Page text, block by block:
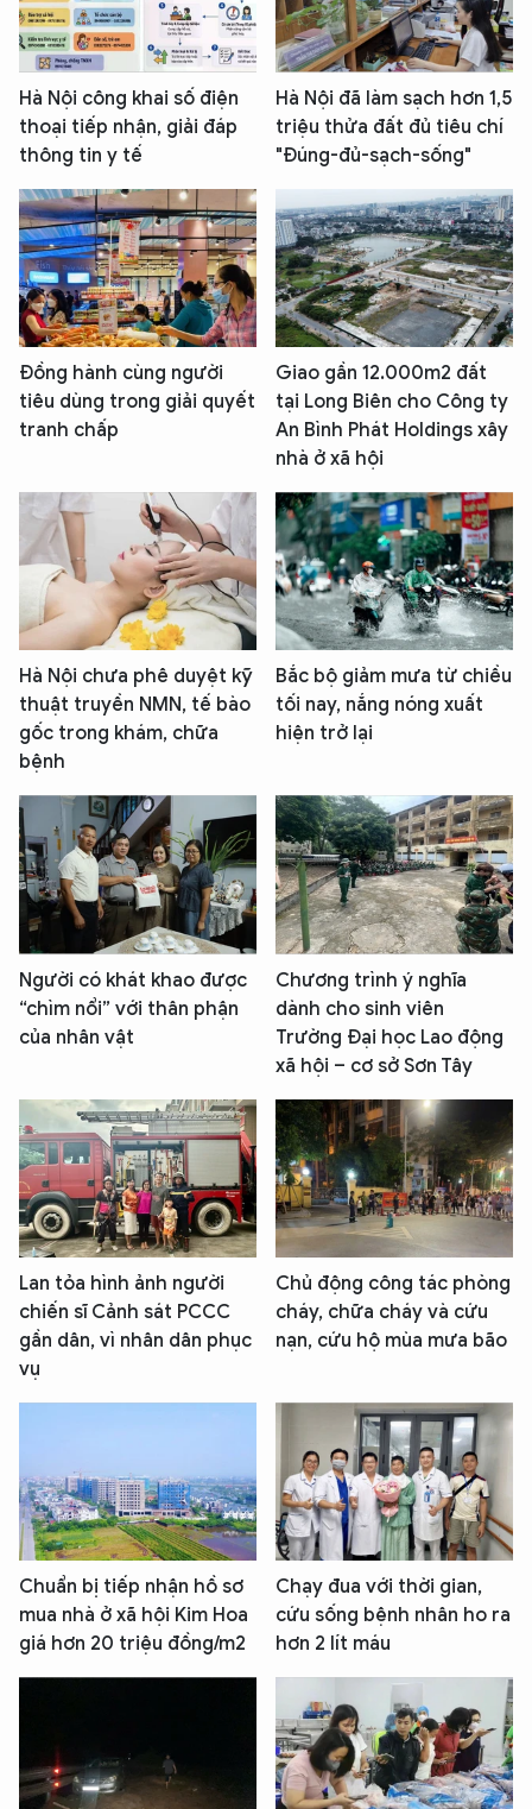
Hà Nội công khai số điện
thoại tiếp nhận, giải đáp
thông tin y tế
Hà Nội đã làm sạch hơn 1,5
triệu thửa đất đủ tiêu chí
"Đúng-đủ-sạch-sống"
Đồng hành cùng người
tiêu dùng trong giải quyết
tranh chấp
Giao gần 12.000m2 đất
tại Long Biên cho Công ty
An Bình Phát Holdings xây
nhà ở xã hội
Hà Nội chưa phê duyệt kỹ
thuật truyền NMN, tế bào
gốc trong khám, chữa
bệnh
Bắc bộ giảm mưa từ chiều
tối nay, nắng nóng xuất
hiện trở lại
Người có khát khao được
“chìm nổi” với thân phận
của nhân vật
Chương trình ý nghĩa
dành cho sinh viên
Trường Đại học Lao động
xã hội – cơ sở Sơn Tây
Lan tỏa hình ảnh người
chiến sĩ Cảnh sát PCCC
gần dân, vì nhân dân phục
vụ
Chủ động công tác phòng
cháy, chữa cháy và cứu
nạn, cứu hộ mùa mưa bão
Chuẩn bị tiếp nhận hồ sơ
mua nhà ở xã hội Kim Hoa
giá hơn 20 triệu đồng/m2
Chạy đua với thời gian,
cứu sống bệnh nhân ho ra
hơn 2 lít máu